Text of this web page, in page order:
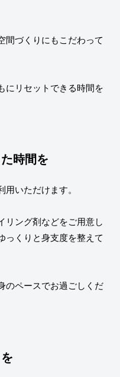
間づくりにもこだわって
にリセットできる時間を
時間を
いただけます。
リング剤などをご用意し
っくりと身支度を整えて
のペースでお過ごしくだ